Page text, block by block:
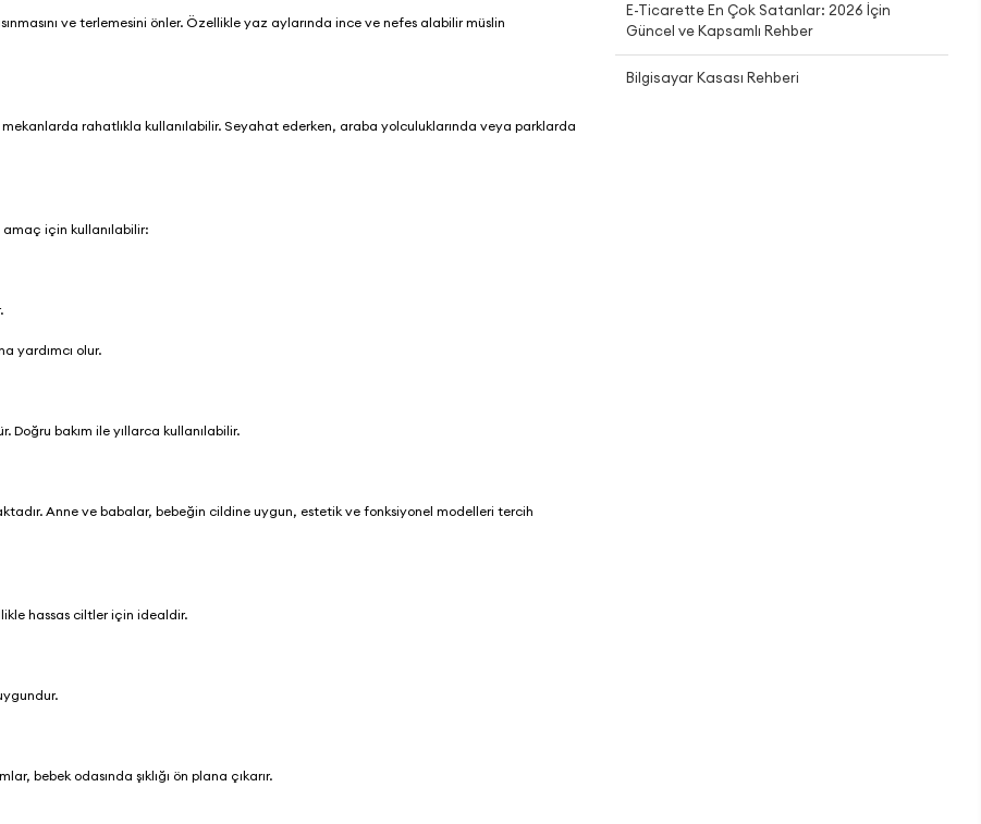
ve terlemesini önler. Özellikle yaz aylarında ince ve nefes alabilir müslin
rahatlıkla kullanılabilir. Seyahat ederken, araba yolculuklarında veya parklarda
için kullanılabilir:
yardımcı olur.
Doğru bakım ile yıllarca kullanılabilir.
Anne ve babalar, bebeğin cildine uygun, estetik ve fonksiyonel modelleri tercih
hassas ciltler için idealdir.
bebek odasında şıklığı ön plana çıkarır.
E-Ticarette En Çok Satanlar: 2026 İçin
Güncel ve Kapsamlı Rehber
Bilgisayar Kasası Rehberi